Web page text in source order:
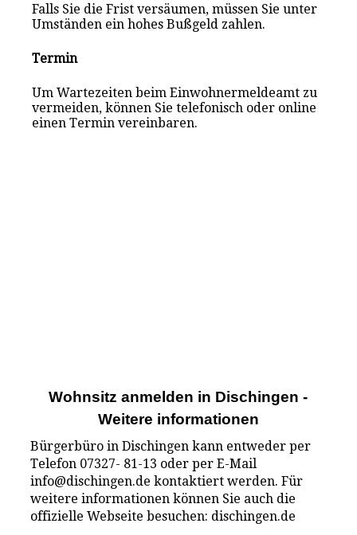
Falls Sie die Frist versäumen, müssen Sie unter
Umständen ein hohes Bußgeld zahlen.
Termin
Um Wartezeiten beim Einwohnermeldeamt zu
vermeiden, können Sie telefonisch oder online
einen Termin vereinbaren.
Wohnsitz anmelden in Dischingen -
Weitere informationen
Bürgerbüro in Dischingen kann entweder per
Telefon 07327- 81-13 oder per E-Mail
info@dischingen.de kontaktiert werden. Für
weitere informationen können Sie auch die
offizielle Webseite besuchen: dischingen.de